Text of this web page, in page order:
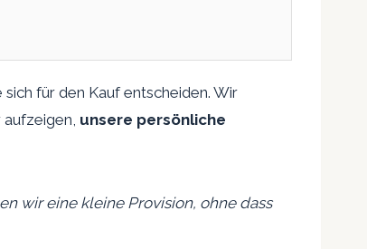
für den Kauf entscheiden. Wir
unsere persönliche
wir eine kleine Provision, ohne dass